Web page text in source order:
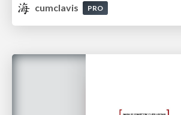
cumclavis
PRO